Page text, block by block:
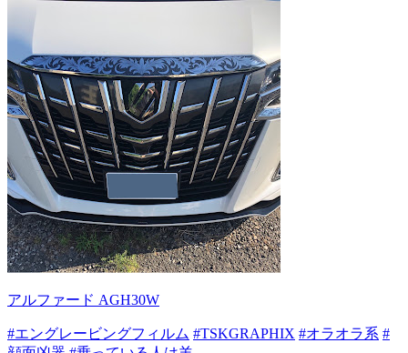
アルファード AGH30W
#エングレービングフィルム #TSKGRAPHIX #オラオラ系 #